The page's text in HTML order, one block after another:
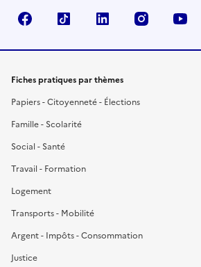
FacebookTikTok LinkedIn Instagram
Fiches pratiques par thèmes
Papiers - Citoyenneté - Élections
Famille - Scolarité
Social - Santé
Travail - Formation
Logement
Transports - Mobilité
Argent - Impôts - Consommation
Justice